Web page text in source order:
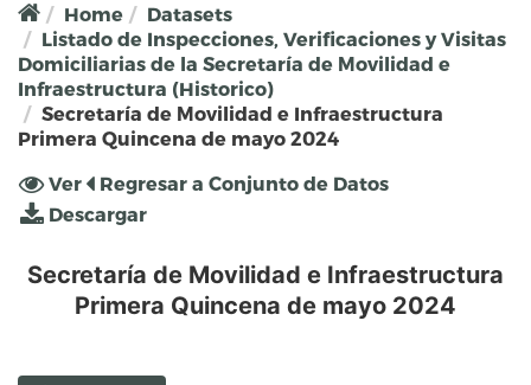
Home
Datasets
Listado de Inspecciones, Verificaciones y Visitas
Domiciliarias de la Secretaría de Movilidad e
Infraestructura (Historico)
Secretaría de Movilidad e Infraestructura
Primera Quincena de mayo 2024
Solapas principales
Ver (solapa
activa)
Regresar a Conjunto de Datos
Descargar
Secretaría de Movilidad e Infraestructura
Primera Quincena de mayo 2024